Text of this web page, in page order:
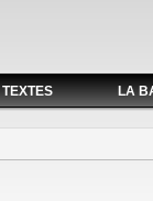
TEXTES LA